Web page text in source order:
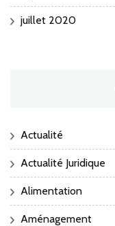
juillet 2020
Actualité
Actualité Juridique
Alimentation
Aménagement